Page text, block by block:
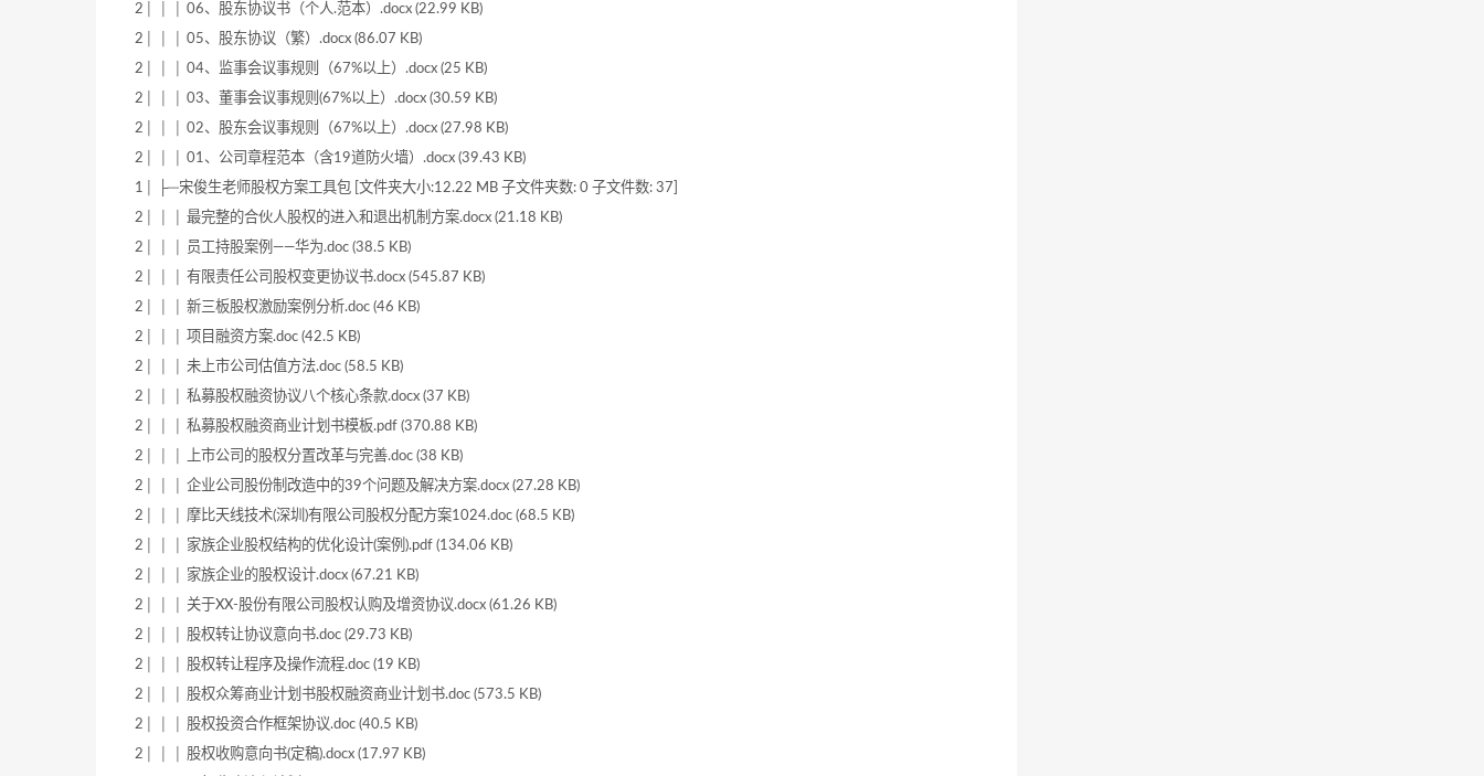
2│ │ │ 06、股东协议书（个人.范本）.docx (22.99 KB)
2│ │ │ 05、股东协议（繁）.docx (86.07 KB)
2│ │ │ 04、监事会议事规则（67%以上）.docx (25 KB)
2│ │ │ 03、董事会议事规则(67%以上）.docx (30.59 KB)
2│ │ │ 02、股东会议事规则（67%以上）.docx (27.98 KB)
2│ │ │ 01、公司章程范本（含19道防火墙）.docx (39.43 KB)
1│ ├─宋俊生老师股权方案工具包 [文件夹大小:12.22 MB 子文件夹数: 0 子文件数: 37]
2│ │ │ 最完整的合伙人股权的进入和退出机制方案.docx (21.18 KB)
2│ │ │ 员工持股案例——华为.doc (38.5 KB)
2│ │ │ 有限责任公司股权变更协议书.docx (545.87 KB)
2│ │ │ 新三板股权激励案例分析.doc (46 KB)
2│ │ │ 项目融资方案.doc (42.5 KB)
2│ │ │ 未上市公司估值方法.doc (58.5 KB)
2│ │ │ 私募股权融资协议八个核心条款.docx (37 KB)
2│ │ │ 私募股权融资商业计划书模板.pdf (370.88 KB)
2│ │ │ 上市公司的股权分置改革与完善.doc (38 KB)
2│ │ │ 企业公司股份制改造中的39个问题及解决方案.docx (27.28 KB)
2│ │ │ 摩比天线技术(深圳)有限公司股权分配方案1024.doc (68.5 KB)
2│ │ │ 家族企业股权结构的优化设计(案例).pdf (134.06 KB)
2│ │ │ 家族企业的股权设计.docx (67.21 KB)
2│ │ │ 关于XX-股份有限公司股权认购及增资协议.docx (61.26 KB)
2│ │ │ 股权转让协议意向书.doc (29.73 KB)
2│ │ │ 股权转让程序及操作流程.doc (19 KB)
2│ │ │ 股权众筹商业计划书股权融资商业计划书.doc (573.5 KB)
2│ │ │ 股权投资合作框架协议.doc (40.5 KB)
2│ │ │ 股权收购意向书(定稿).docx (17.97 KB)